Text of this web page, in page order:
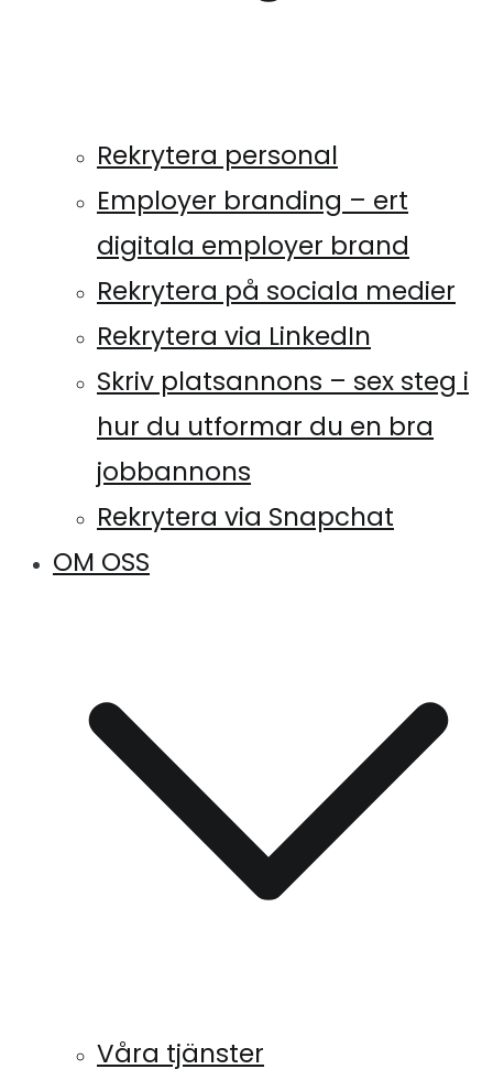
Rekrytera personal
Employer branding – ert
digitala employer brand
Rekrytera på sociala medier
Rekrytera via LinkedIn
Skriv platsannons – sex steg i
hur du utformar du en bra
jobbannons
Rekrytera via Snapchat
OM OSS
Våra tjänster